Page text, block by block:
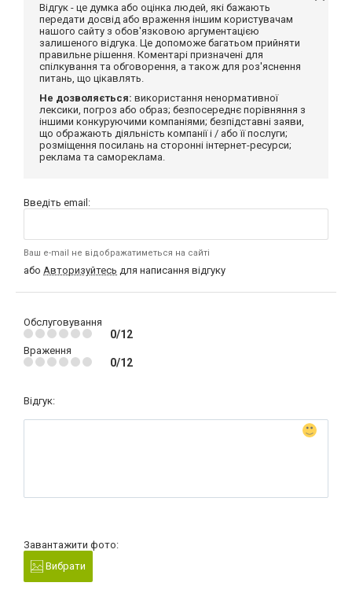
Відгук - це думка або оцінка людей, які бажають
передати досвід або враження іншим користувачам
нашого сайту з обов'язковою аргументацією
залишеного відгука. Це допоможе багатьом прийняти
правильне рішення. Коментарі призначені для
спілкування та обговорення, а також для роз'яснення
питань, що цікавлять.
Не дозволяється: використання ненормативної
лексики, погроз або образ; безпосереднє порівняння з
іншими конкуруючими компаніями; безпідставні заяви,
що ображають діяльність компанії і / або її послуги;
розміщення посилань на сторонні інтернет-ресурси;
реклама та самореклама.
Введіть email:
Ваш e-mail не відображатиметься на сайті
або Авторизуйтесь для написання відгуку
Обслуговування
0/12
Враження
0/12
Відгук:
Завантажити фото:
Вибрати